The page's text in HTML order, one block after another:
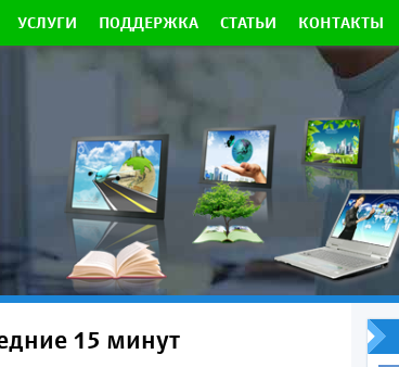
УСЛУГИ ПОДДЕРЖКА СТАТЬИ КОНТАКТЫ
15 минут